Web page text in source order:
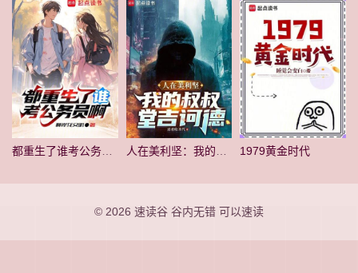
1979黄金时代
© 2026 速读谷 谷内无错 可以速读